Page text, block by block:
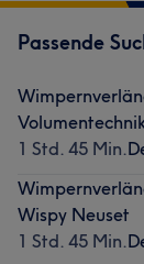
Passende
1 Std. 45 Min.
Wispy Neuset
1 Std. 45 Min.